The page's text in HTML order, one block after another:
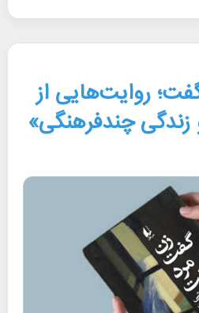
روایت‌هایی از
چندفرهنگی»